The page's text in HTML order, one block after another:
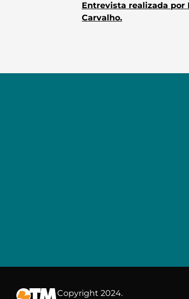
Entrevista realizada por
Carvalho.
Copyright 2024.